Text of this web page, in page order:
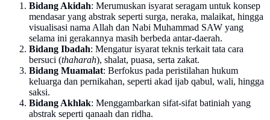
Bidang Akidah: Merumuskan isyarat seragam untuk konsep
mendasar yang abstrak seperti surga, neraka, malaikat, hingga
visualisasi nama Allah dan Nabi Muhammad SAW yang
selama ini gerakannya masih berbeda antar-daerah.
Bidang Ibadah: Mengatur isyarat teknis terkait tata cara
bersuci (thaharah), shalat, puasa, serta zakat.
Bidang Muamalat: Berfokus pada peristilahan hukum
keluarga dan pernikahan, seperti akad ijab qabul, wali, hingga
saksi.
Bidang Akhlak: Menggambarkan sifat-sifat batiniah yang
abstrak seperti qanaah dan ridha.